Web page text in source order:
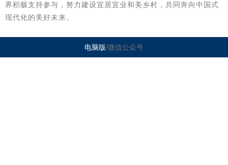
界积极支持参与，努力建设宜居宜业和美乡村，共同奔向中国式
现代化的美好未来。
电脑版/微信公众号